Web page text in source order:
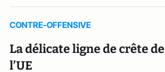
CONTRE-OFFENSIVE
La délicate ligne de crête de
l’UE